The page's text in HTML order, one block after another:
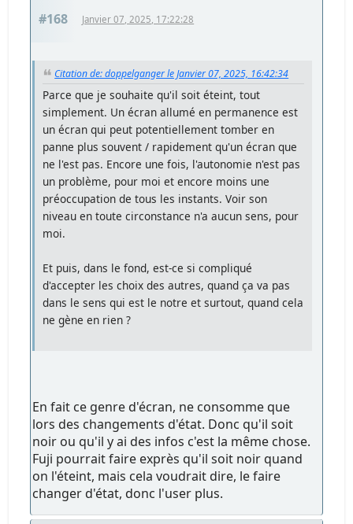
#168 Janvier 07, 2025, 17:22:28
Citation de: doppelganger le Janvier 07, 2025, 16:42:34
Parce que je souhaite qu'il soit éteint, tout
simplement. Un écran allumé en permanence est
un écran qui peut potentiellement tomber en
panne plus souvent / rapidement qu'un écran que
ne l'est pas. Encore une fois, l'autonomie n'est pas
un problème, pour moi et encore moins une
préoccupation de tous les instants. Voir son
niveau en toute circonstance n'a aucun sens, pour
moi.
Et puis, dans le fond, est-ce si compliqué
d'accepter les choix des autres, quand ça va pas
dans le sens qui est le notre et surtout, quand cela
ne gène en rien ?
En fait ce genre d'écran, ne consomme que
lors des changements d'état. Donc qu'il soit
noir ou qu'il y ai des infos c'est la même chose.
Fuji pourrait faire exprès qu'il soit noir quand
on l'éteint, mais cela voudrait dire, le faire
changer d'état, donc l'user plus.